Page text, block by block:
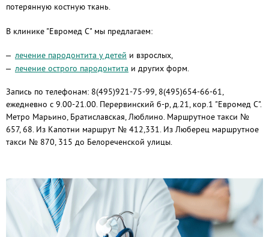
потерянную костную ткань.
В клинике "Евромед С" мы предлагаем:
лечение пародонтита у детей и взрослых,
лечение острого пародонтита и других форм.
Запись по телефонам: 8(495)921-75-99, 8(495)654-66-61,
ежедневно с 9.00-21.00. Перервинский б-р, д.21, кор.1 "Евромед С".
Метро Марьино, Братиславская, Люблино. Маршрутное такси №
657, 68. Из Капотни маршрут № 412,331. Из Люберец маршрутное
такси № 870, 315 до Белореченской улицы.